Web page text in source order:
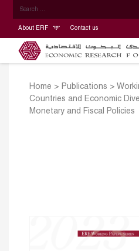
About ERF Contact us
Home > Publications >
Countries and Economic
Monetary and Fiscal Policies